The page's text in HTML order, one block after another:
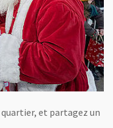
et partagez un